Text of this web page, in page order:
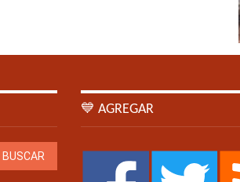
💙 AGREGAR